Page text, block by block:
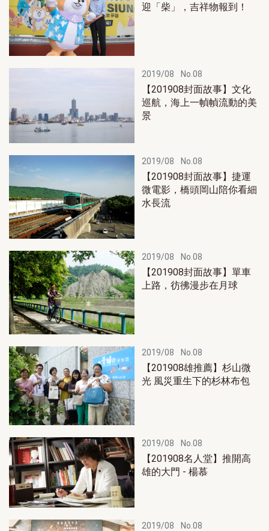
迎「柴」，吉祥物報到！
2019/08 No.08
【201908封面故事】文化
巡航，海上一幀幀流動的美
景
2019/08 No.08
【201908封面故事】捷運
微電影，橋頭岡山陪你看細
水長流
2019/08 No.08
【201908封面故事】單車
上路，彷彿漫步在月球
2019/08 No.08
【201908雄推薦】杉山微
光 風災重生下的杉林布包
2019/08 No.08
【201908名人堂】推開高
雄的大門 - 楊慕
2019/08 No.08